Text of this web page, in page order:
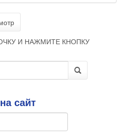
И НАЖМИТЕ КНОПКУ
сайт